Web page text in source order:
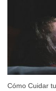
Cómo Cuidar